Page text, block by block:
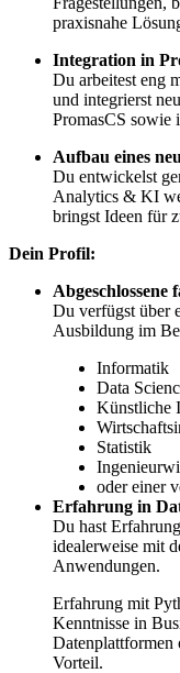
praxisnahe
Integration in
Du arbeitest eng
und integrierst
PromasCS sowie
Aufbau eines
Du entwickelst
Analytics & KI
bringst Ideen für
Dein Profil:
Abgeschlossene
Du verfügst über
Ausbildung im
Informatik
Data
Künstliche
Statistik
oder einer
Erfahrung in
Du hast
idealerweise mit
Anwendungen.
Erfahrung mit
Kenntnisse in
Datenplattformen
Vorteil.